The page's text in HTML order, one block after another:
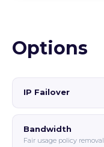
Options
IP Failover
Bandwidth
Fair usage policy removal